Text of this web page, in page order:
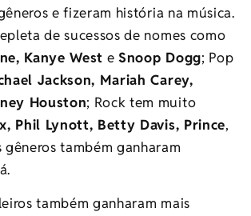
e fizeram história na música.
de sucessos de nomes como
Kanye West eSnoop Dogg; Pop
Jackson, Mariah Carey,
Houston; Rock tem muito
Phil Lynott, Betty Davis, Prince,
também ganharam
também ganharam mais